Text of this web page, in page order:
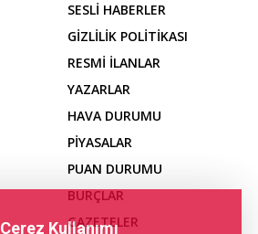
SESLİ HABERLER
GİZLİLİK POLİTİKASI
RESMİ İLANLAR
YAZARLAR
HAVA DURUMU
PİYASALAR
PUAN DURUMU
BURÇLAR
GAZETELER
Çerez Kullanımı